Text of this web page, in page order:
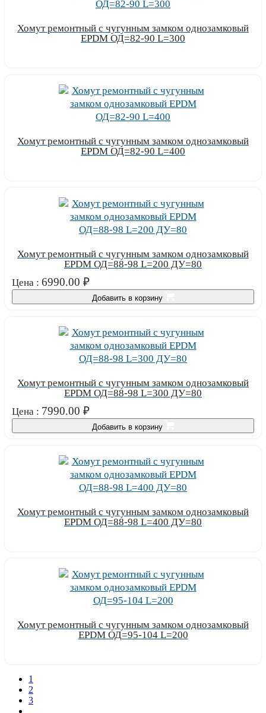
Хомут ремонтный с чугунным замком однозамковый
EPDM ОД=82-90 L=300
Хомут ремонтный с чугунным замком однозамковый
EPDM ОД=82-90 L=400
Хомут ремонтный с чугунным замком однозамковый
EPDM ОД=88-98 L=200 ДУ=80
Цена : 6990.00 ₽
Добавить в корзину
Хомут ремонтный с чугунным замком однозамковый
EPDM ОД=88-98 L=300 ДУ=80
Цена : 7990.00 ₽
Добавить в корзину
Хомут ремонтный с чугунным замком однозамковый
EPDM ОД=88-98 L=400 ДУ=80
Хомут ремонтный с чугунным замком однозамковый
EPDM ОД=95-104 L=200
1
2
3